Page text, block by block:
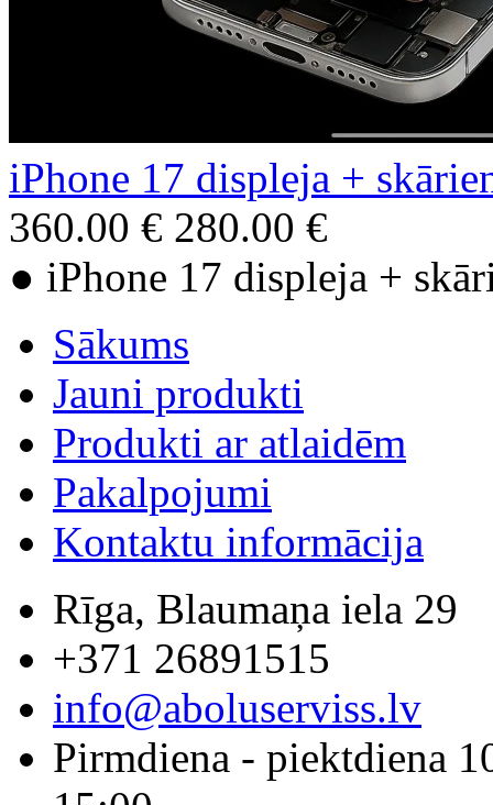
iPhone 17 displeja +
360.00 € 280.00 €
● iPhone 17 displeja +
Sākums
Jauni produkti
Produkti ar atlaidēm
Pakalpojumi
Kontaktu informācija
Rīga, Blaumaņa iela 29
+371 26891515
info@aboluserviss.lv
Pirmdiena - piektdiena